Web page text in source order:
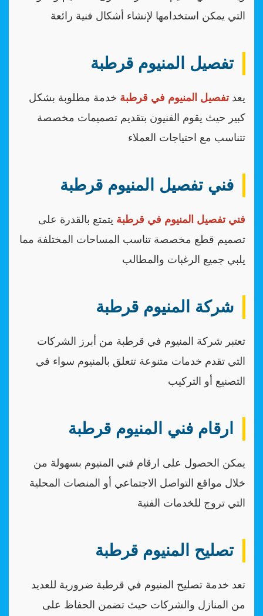
التي يمكن استخدامها لإنشاء أشكال فنية رائعة
تفصيل المنيوم قرطبة
يعدتفصيل المنيوم في قرطبة خدمة مطلوبة بشكل
كبير حيث يقوم الفنيون بتقديم تصميمات مخصصة
تتناسب مع احتياجات العملاء
فني تفصيل المنيوم قرطبة
فني تفصيل المنيوم في قرطبة يتمتع بالقدرة على
تصميم قطع مخصصة تناسب المساحات المختلفة مما
يلبي جميع الرغبات والمطالب
شركة المنيوم قرطبة
تعتبر شركة المنيوم في قرطبة من أبرز الشركات
التي تقدم خدمات متنوعة تتعلق بالمنيوم سواء في
التصنيع أو التركيب
ارقام فني المنيوم قرطبة
يمكن الحصول على ارقام فني المنيوم بسهولة من
خلال مواقع التواصل الاجتماعي أو المنصات المحلية
التي تروج للخدمات الفنية
تصليح المنيوم قرطبة
تعد خدمة تصليح المنيوم في قرطبة ضرورية للعديد
من المنازل والشركات حيث تضمن الحفاظ على